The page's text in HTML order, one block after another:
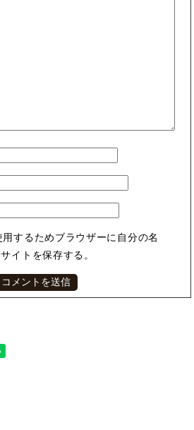
するためブラウザーに自分の名
イトを保存する。